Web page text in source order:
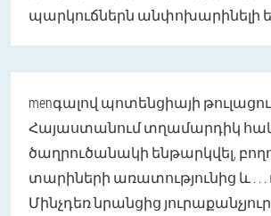
պարկուճներն անփոխարինելի
menգալով պոտենցիայի
Հայաստանում տղամարդիկ
ծաղրուծանակի ենթարկվել,
տարիների առատությունից և . . .
Մինչդեռ նրանցից